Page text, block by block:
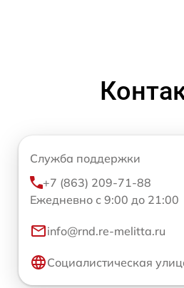
Служба поддержки
+7 (863) 209-71-88
Ежедневно с 9:00 до 21:00
info@rnd.re-melitta.ru
Социалистическая